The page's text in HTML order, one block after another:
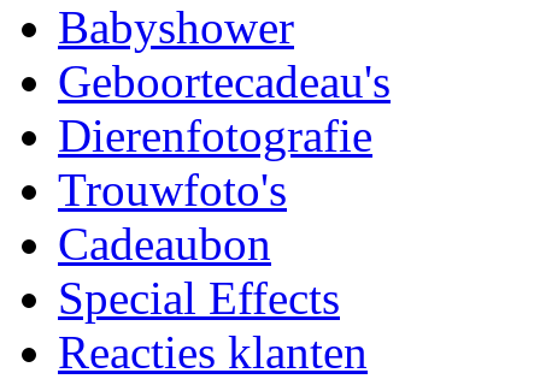
Babyshower
Geboortecadeau's
Dierenfotografie
Trouwfoto's
Cadeaubon
Special Effects
Reacties klanten